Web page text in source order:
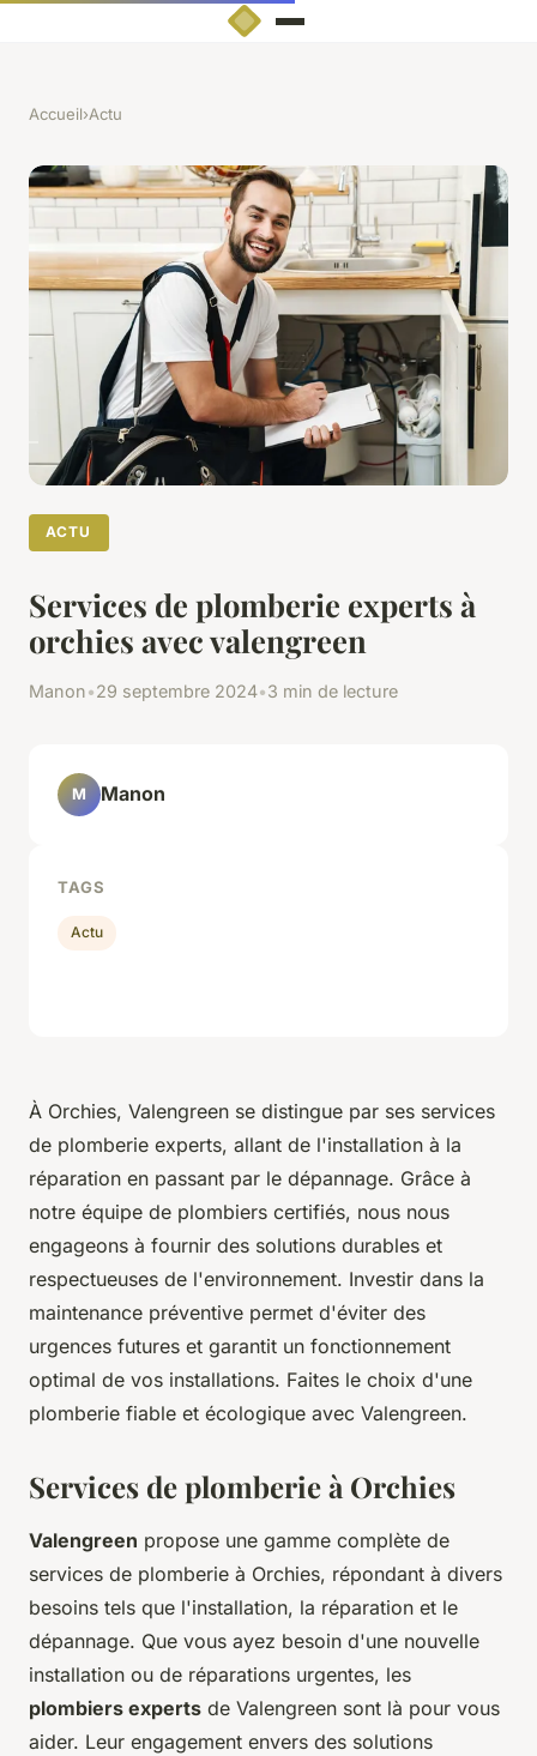
Accueil›Actu
ACTU
Services de plomberie experts à
orchies avec valengreen
Manon•29 septembre 2024•3 min de lecture
À Orchies, Valengreen se distingue par ses services
de plomberie experts, allant de l'installation à la
réparation en passant par le dépannage. Grâce à
notre équipe de plombiers certifiés, nous nous
engageons à fournir des solutions durables et
respectueuses de l'environnement. Investir dans la
maintenance préventive permet d'éviter des
urgences futures et garantit un fonctionnement
optimal de vos installations. Faites le choix d'une
plomberie fiable et écologique avec Valengreen.
Services de plomberie à Orchies
Valengreen propose une gamme complète de
services de plomberie à Orchies, répondant à divers
besoins tels que l'installation, la réparation et le
dépannage. Que vous ayez besoin d'une nouvelle
installation ou de réparations urgentes, les
plombiers experts de Valengreen sont là pour vous
aider. Leur engagement envers des solutions
M Manon
TAGS
Actu